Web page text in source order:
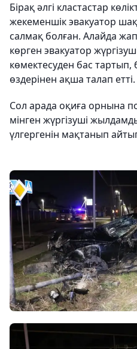
Бірақ әлгі кластастар
жекеменшік эвакуатор
салмақ болған. Алайда
көрген эвакуатор
көмектесуден бас
өздерінен ақша талап етті.
Сол арада оқиға орнына
мінген жүргізуші
үлгергенін мақтанып